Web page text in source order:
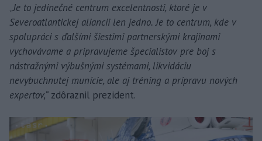
„Je to jedinečné centrum excelentnosti, ktoré je v
Severoatlantickej aliancii len jedno. Je to centrum, kde v
spolupráci s ďalšími šiestimi partnerskými krajinami
vychovávame a pripravujeme špecialistov pre boj s
nástražnými výbušnými systémami, likvidáciu
nevybuchnutej munície, ale aj tréning a prípravu nových
expertov,“ zdôraznil prezident.